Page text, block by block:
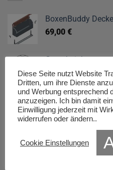
BoxenBuddy
69,00 €
Gutscheinkarte
30,00€–500,00€
BoxenBuddy
249,00€
Preis
249,00 €
199,00€
BoxenBuddy
Diese Seite nutzt Website
Dritten, um ihre Dienste
und Werbung entsprechend
anzuzeigen. Ich bin damit
Einwilligung jederzeit mit
widerrufen oder ändern..
Cookie Einstellungen